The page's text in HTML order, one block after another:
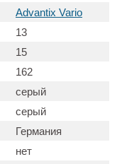
Advantix Vario
13
15
162
серый
серый
Германия
нет